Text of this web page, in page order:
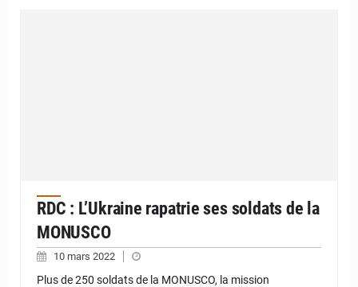
RDC : L’Ukraine rapatrie ses soldats de la
MONUSCO
10 mars 2022
Plus de 250 soldats de la MONUSCO, la mission